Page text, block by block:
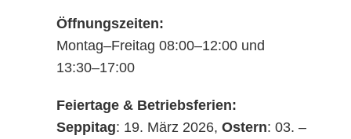
(z.B. für dunkle Weissbiere)
auch bei 0 °C
Einer Reduktion von
welche eine präzisere
Messung garantiert
Öffnungszeiten:
Montag–Freitag 08:00–12:00 und
13:30–17:00
Feiertage & Betriebsferien:
Seppitag: 19. März 2026, Ostern: 03. –